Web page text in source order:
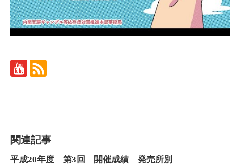
関連記事
平成20年度 第3回 開催成績 発売所別